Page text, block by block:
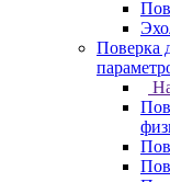
Поверка